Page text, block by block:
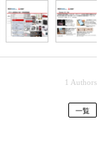
1 Authors
一覧